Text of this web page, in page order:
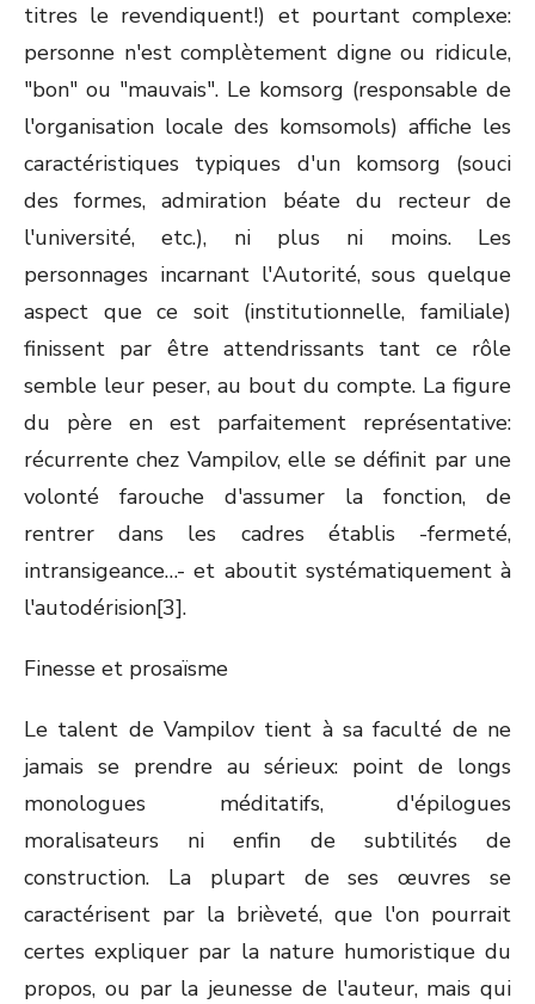
titres le revendiquent!) et pourtant complexe:
personne n'est complètement digne ou ridicule,
"bon" ou "mauvais". Le komsorg (responsable de
l'organisation locale des komsomols) affiche les
caractéristiques typiques d'un komsorg (souci
des formes, admiration béate du recteur de
l'université, etc.), ni plus ni moins. Les
personnages incarnant l'Autorité, sous quelque
aspect que ce soit (institutionnelle, familiale)
finissent par être attendrissants tant ce rôle
semble leur peser, au bout du compte. La figure
du père en est parfaitement représentative:
récurrente chez Vampilov, elle se définit par une
volonté farouche d'assumer la fonction, de
rentrer dans les cadres établis -fermeté,
intransigeance…- et aboutit systématiquement à
l'autodérision[3].
Finesse et prosaïsme
Le talent de Vampilov tient à sa faculté de ne
jamais se prendre au sérieux: point de longs
monologues méditatifs, d'épilogues
moralisateurs ni enfin de subtilités de
construction. La plupart de ses œuvres se
caractérisent par la brièveté, que l'on pourrait
certes expliquer par la nature humoristique du
propos, ou par la jeunesse de l'auteur, mais qui